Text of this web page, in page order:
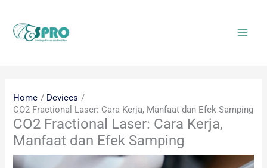
content
Home
Devices
CO2 Fractional Laser: Cara Kerja, Manfaat dan Efek Samping
CO2 Fractional Laser: Cara Kerja,
Manfaat dan Efek Samping